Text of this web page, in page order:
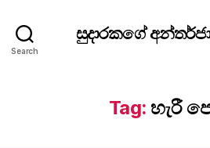
Search
සුදාරකගේ
Tag: හැරී